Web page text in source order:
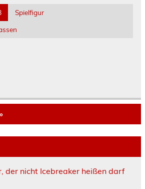
Spielfigur
der nicht Icebreaker heißen darf